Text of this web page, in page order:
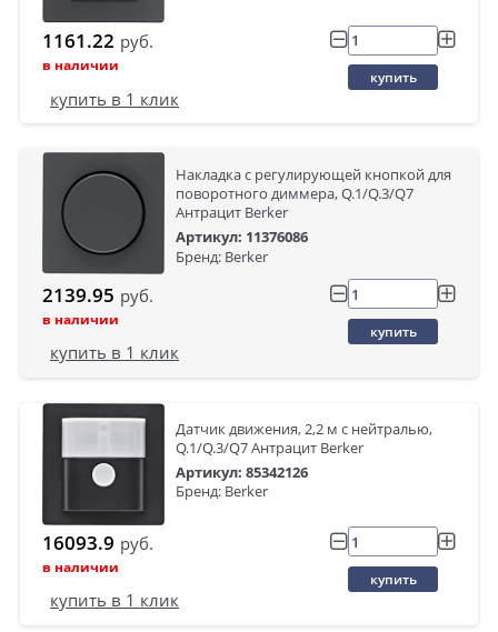
1161.22 руб.
в наличии
купить
купить в 1 клик
Накладка с регулирующей кнопкой для
поворотного диммера, Q.1/Q.3/Q7
Антрацит Berker
Артикул: 11376086
Бренд: Berker
2139.95 руб.
в наличии
купить
купить в 1 клик
Датчик движения, 2,2 м с нейтралью,
Q.1/Q.3/Q7 Антрацит Berker
Артикул: 85342126
Бренд: Berker
16093.9 руб.
в наличии
купить
купить в 1 клик